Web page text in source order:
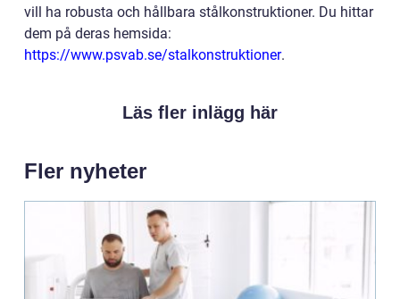
vill ha robusta och hållbara stålkonstruktioner. Du hittar
dem på deras hemsida:
https://www.psvab.se/stalkonstruktioner.
Läs fler inlägg här
Fler nyheter